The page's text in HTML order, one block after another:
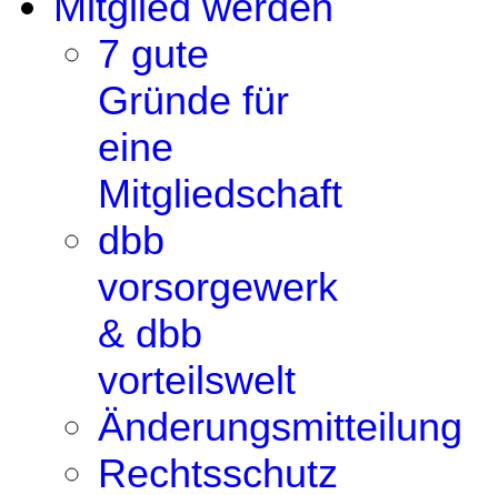
7 gute
Gründe für
eine
Mitgliedschaft
dbb
vorsorgewerk
& dbb
vorteilswelt
Änderungsmitteilung
Rechtsschutz